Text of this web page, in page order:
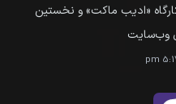
«ادیب ماکت» و نخستین
وب‌سایت